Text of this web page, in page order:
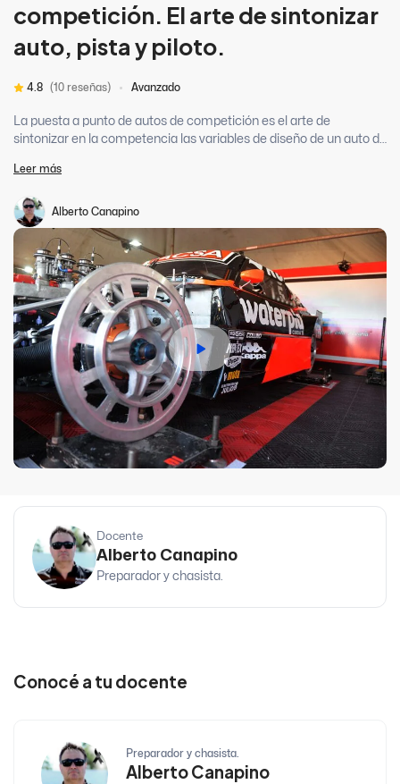
competición. El arte de sintonizar
auto, pista y piloto.
4.8 (10 reseñas) Avanzado
La puesta a punto de autos de competición es el arte de
sintonizar en la competencia las variables de diseño de un auto de
Leer más
Alberto Canapino
Docente
Alberto Canapino
Preparador y chasista.
Conocé a tu docente
Preparador y chasista.
Alberto Canapino